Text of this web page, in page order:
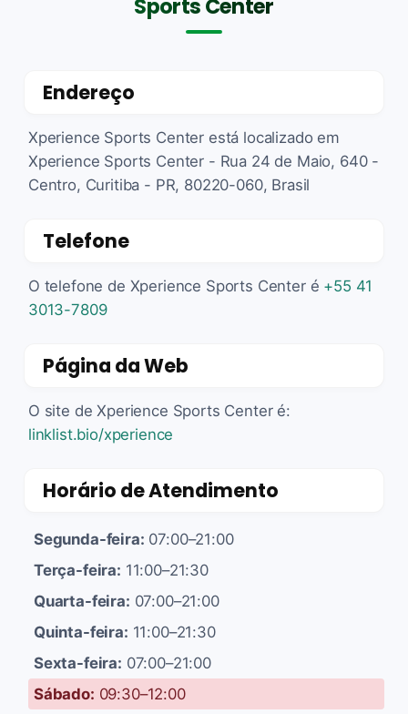
Sports Center
Endereço
Xperience Sports Center está localizado em
Xperience Sports Center - Rua 24 de Maio, 640 -
Centro, Curitiba - PR, 80220-060, Brasil
Telefone
O telefone de Xperience Sports Center é +55 41
3013-7809
Página da Web
O site de Xperience Sports Center é:
linklist.bio/xperience
Horário de Atendimento
Segunda-feira: 07:00–21:00
Terça-feira: 11:00–21:30
Quarta-feira: 07:00–21:00
Quinta-feira: 11:00–21:30
Sexta-feira: 07:00–21:00
Sábado: 09:30–12:00